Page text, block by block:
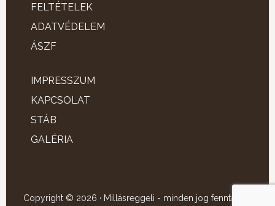
FELTÉTELEK
ADATVÉDELEM
ÁSZF
IMPRESSZUM
KAPCSOLAT
STÁB
GALÉRIA
Copyright © 2026 · Millásreggeli - minden jog fenntartva!